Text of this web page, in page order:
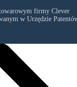
firmy Clever
w Urzędzie